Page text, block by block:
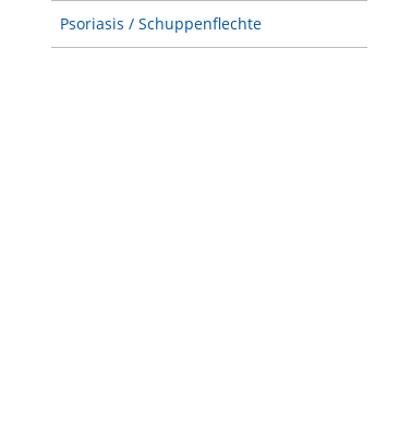
Psoriasis / Schuppenflechte